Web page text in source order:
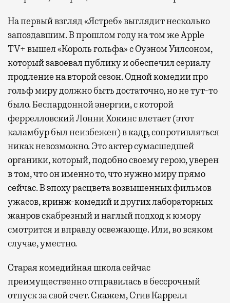
На первый взгляд «Ястреб» выглядит несколько
запоздавшим. В прошлом году на том же Apple
TV+ вышел «Король гольфа» с Оуэном Уилсоном,
который завоевал публику и обеспечил сериалу
продление на второй сезон. Одной комедии про
гольф миру должно быть достаточно, но не тут-то
было. Беспардонной энергии, с которой
феррелловский Лонни Хокинс влетает (этот
каламбур был неизбежен) в кадр, сопротивляться
никак невозможно. Это актер сумасшедшей
органики, который, подобно своему герою, уверен
в том, что он именно то, что нужно миру прямо
сейчас. В эпоху расцвета возвышенных фильмов
ужасов, кринж-комедий и других лабораторных
жанров скабрезный и наглый подход к юмору
смотрится и вправду освежающе. Или, во всяком
случае, уместно.
Старая комедийная школа сейчас
преимущественно отправилась в бессрочный
отпуск за свой счет. Скажем, Стив Каррелл